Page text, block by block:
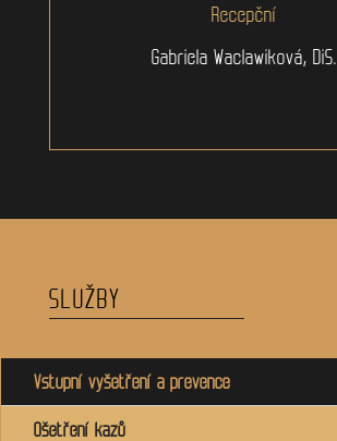
Recepční
Gabriela Waclawiková, DiS.
SLUŽBY
Vstupní vyšetření a prevence
Ošetření kazů